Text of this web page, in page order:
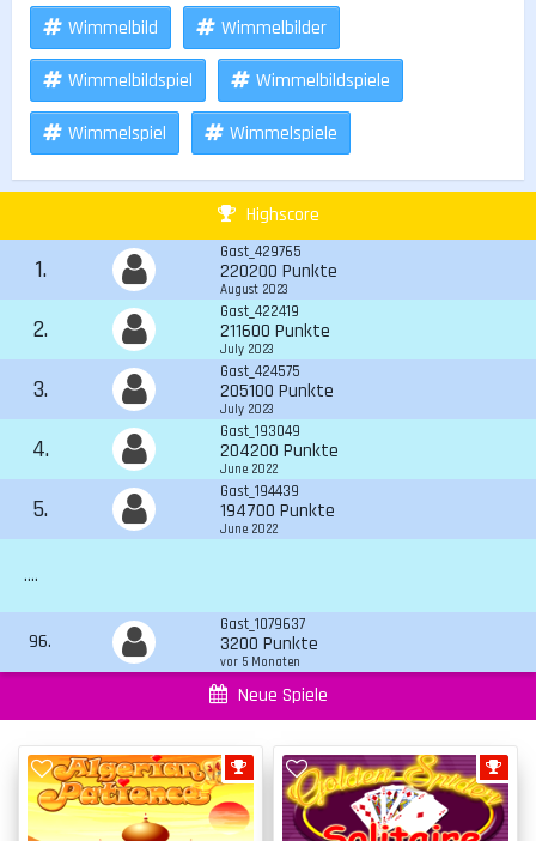
Wimmelbild Wimmelbilder
Wimmelbildspiel Wimmelbildspiele
Wimmelspiel Wimmelspiele
Highscore
1.
Gast_429765
220200 Punkte
August 2023
2.
Gast_422419
211600 Punkte
July 2023
3.
Gast_424575
205100 Punkte
July 2023
4.
Gast_193049
204200 Punkte
June 2022
5.
Gast_194439
194700 Punkte
June 2022
....
96.
Gast_1079637
3200 Punkte
vor 5 Monaten
Neue Spiele